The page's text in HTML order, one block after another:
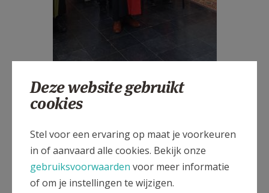
Deze website gebruikt
cookies
Stel voor een ervaring op maat je voorkeuren
in of aanvaard alle cookies. Bekijk onze
gebruiksvoorwaarden voor meer informatie
of om je instellingen te wijzigen.